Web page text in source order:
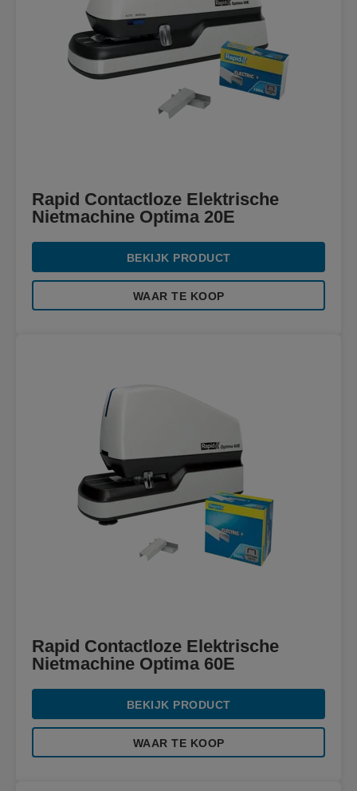
Rapid Contactloze Elektrische
Nietmachine Optima 20E
BEKIJK PRODUCT
WAAR TE KOOP
Rapid Contactloze Elektrische
Nietmachine Optima 60E
BEKIJK PRODUCT
WAAR TE KOOP